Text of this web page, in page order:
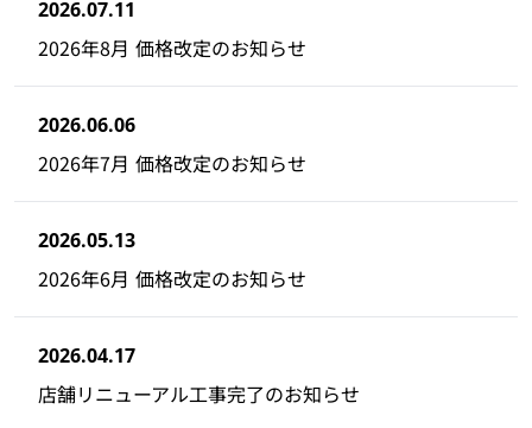
2026.07.11
2026年8月 価格改定のお知らせ
2026.06.06
2026年7月 価格改定のお知らせ
2026.05.13
2026年6月 価格改定のお知らせ
2026.04.17
店舗リニューアル工事完了のお知らせ